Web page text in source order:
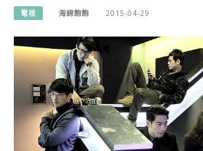
電視 海綿飽飽 2015-04-29